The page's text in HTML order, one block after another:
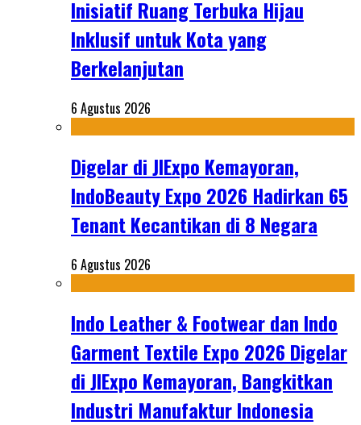
Inisiatif Ruang Terbuka Hijau
Inklusif untuk Kota yang
Berkelanjutan
6 Agustus 2026
Digelar di JIExpo Kemayoran,
IndoBeauty Expo 2026 Hadirkan 65
Tenant Kecantikan di 8 Negara
6 Agustus 2026
Indo Leather & Footwear dan Indo
Garment Textile Expo 2026 Digelar
di JIExpo Kemayoran, Bangkitkan
Industri Manufaktur Indonesia